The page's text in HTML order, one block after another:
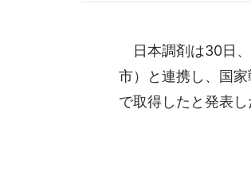
日本調剤は30日、
市）と連携し、国
で取得したと発表